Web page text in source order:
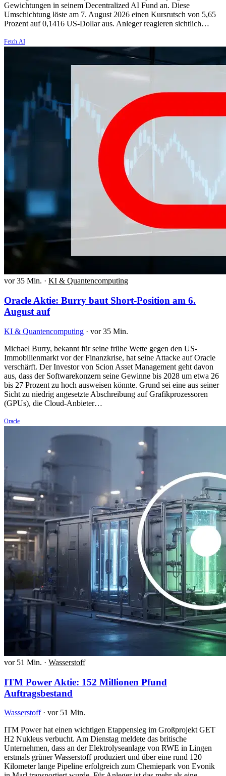
Gewichtungen in seinem Decentralized AI Fund an. Diese
Umschichtung löste am 7. August 2026 einen Kursrutsch von 5,65
Prozent auf 0,1416 US-Dollar aus. Anleger reagieren sichtlich…
Fetch.AI
vor 35 Min. · KI & Quantencomputing
Oracle Aktie: Burry baut Short-Position am 6.
August auf
KI & Quantencomputing · vor 35 Min.
Michael Burry, bekannt für seine frühe Wette gegen den US-
Immobilienmarkt vor der Finanzkrise, hat seine Attacke auf Oracle
verschärft. Der Investor von Scion Asset Management geht davon
aus, dass der Softwarekonzern seine Gewinne bis 2028 um etwa 26
bis 27 Prozent zu hoch ausweisen könnte. Grund sei eine aus seiner
Sicht zu niedrig angesetzte Abschreibung auf Grafikprozessoren
(GPUs), die Cloud-Anbieter…
Oracle
vor 51 Min. · Wasserstoff
ITM Power Aktie: 152 Millionen Pfund
Auftragsbestand
Wasserstoff · vor 51 Min.
ITM Power hat einen wichtigen Etappensieg im Großprojekt GET
H2 Nukleus verbucht. Am Dienstag meldete das britische
Unternehmen, dass an der Elektrolyseanlage von RWE in Lingen
erstmals grüner Wasserstoff produziert und über eine rund 120
Kilometer lange Pipeline erfolgreich zum Chemiepark von Evonik